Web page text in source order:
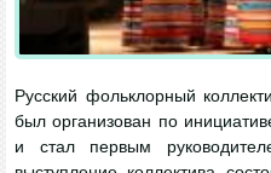
Русский фольклорный
был организован по
и стал первым